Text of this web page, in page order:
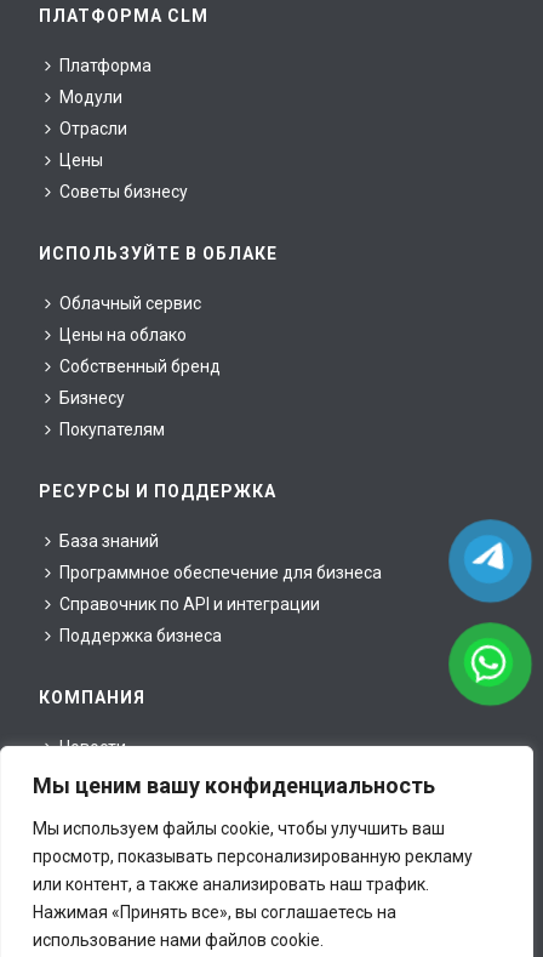
Мы ценим вашу конфиденциальность
Мы используем файлы cookie, чтобы улучшить ваш
просмотр, показывать персонализированную рекламу
или контент, а также анализировать наш трафик.
Нажимая «Принять все», вы соглашаетесь на
использование нами файлов cookie.
ПЛАТФОРМА CLM
Платформа
Модули
Отрасли
Цены
Советы бизнесу
ИСПОЛЬЗУЙТЕ В ОБЛАКЕ
Облачный сервис
Цены на облако
Собственный бренд
Бизнесу
Покупателям
РЕСУРСЫ И ПОДДЕРЖКА
База знаний
Программное обеспечение для бизнеса
Справочник по API и интеграции
Поддержка бизнеса
КОМПАНИЯ
Новости
О нас
Для прессы
Контакты